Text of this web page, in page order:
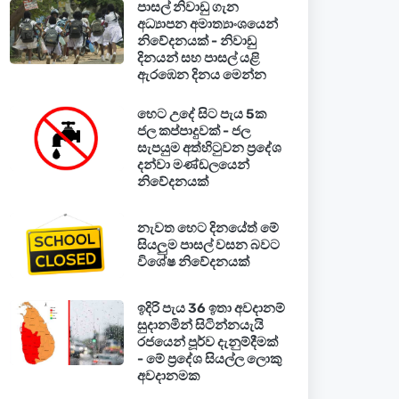
පාසල් නිවාඩු ගැන
අධ්‍යාපන අමාත්‍යාංශයෙන්
නිවේදනයක් - නිවාඩු
දිනයන් සහ පාසල් යළි
ඇරඹෙන දිනය මෙන්න
හෙට උදේ සිට පැය 5ක
ජල කප්පාදුවක් - ජල
සැපයුම අත්හිටුවන ප්‍රදේශ
දන්වා මණ්ඩලයෙන්
නිවේදනයක්
නැවත හෙට දිනයේත් මේ
සියලුම පාසල් වසන බවට
විශේෂ නිවේදනයක්
ඉදිරි පැය 36 ඉතා අවදානම්
සුදානමින් සිටින්නයැයි
රජයෙන් පූර්ව දැනුම්දීමක්
- මේ ප්‍රදේශ සියල්ල ලොකු
අවදානමක